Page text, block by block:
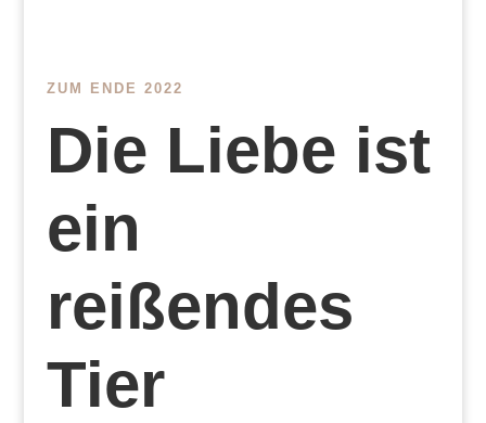
ZUM ENDE 2022
Die Liebe ist
ein
reißendes
Tier